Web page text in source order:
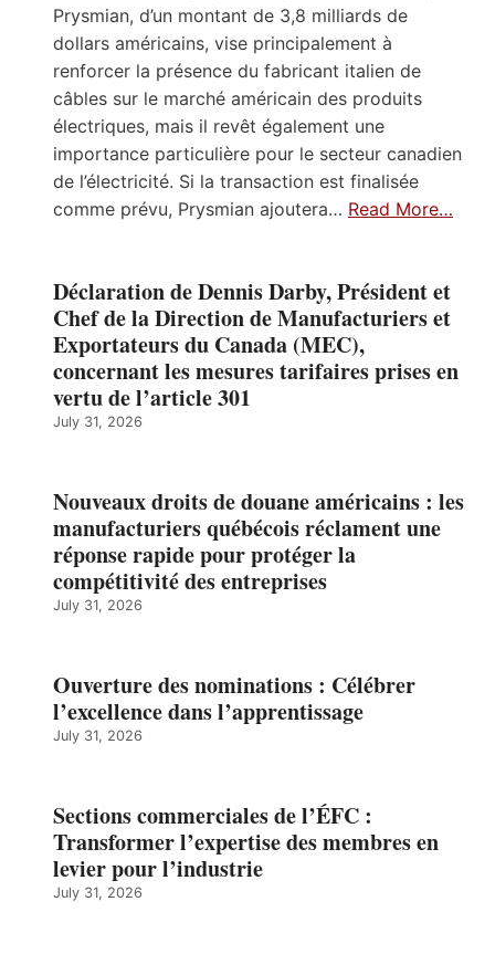
Prysmian, d’un montant de 3,8 milliards de
dollars américains, vise principalement à
renforcer la présence du fabricant italien de
câbles sur le marché américain des produits
électriques, mais il revêt également une
importance particulière pour le secteur canadien
de l’électricité. Si la transaction est finalisée
comme prévu, Prysmian ajoutera… Read More…
Déclaration de Dennis Darby, Président et
Chef de la Direction de Manufacturiers et
Exportateurs du Canada (MEC),
concernant les mesures tarifaires prises en
vertu de l’article 301
July 31, 2026
Nouveaux droits de douane américains : les
manufacturiers québécois réclament une
réponse rapide pour protéger la
compétitivité des entreprises
July 31, 2026
Ouverture des nominations : Célébrer
l’excellence dans l’apprentissage
July 31, 2026
Sections commerciales de l’ÉFC :
Transformer l’expertise des membres en
levier pour l’industrie
July 31, 2026